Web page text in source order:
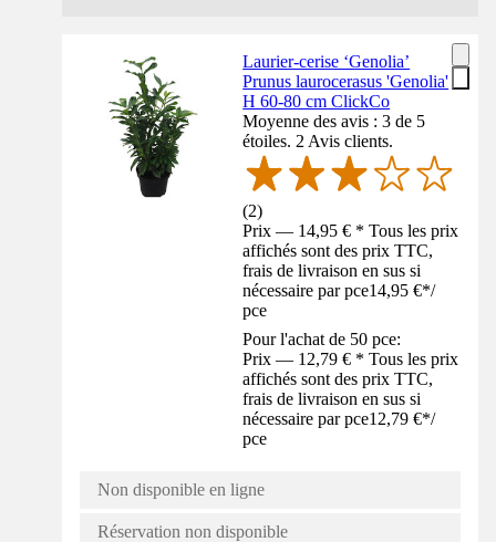
Laurier-cerise ‘Genolia’
Prunus laurocerasus 'Genolia'
H 60-80 cm ClickCo
Moyenne des avis : 3 de 5
étoiles. 2 Avis clients.
(2)
Prix — 14,95 € * Tous les prix
affichés sont des prix TTC,
frais de livraison en sus si
nécessaire par pce14,95 €*/
pce
Pour l'achat de 50 pce:
Prix — 12,79 € * Tous les prix
affichés sont des prix TTC,
frais de livraison en sus si
nécessaire par pce12,79 €*/
pce
Non disponible en ligne
Réservation non disponible